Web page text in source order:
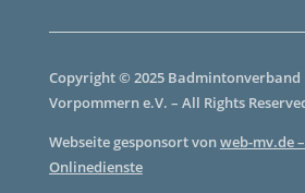
Copyright © 2025 Badmintonverband
Vorpommern e.V. – All Rights
Webseite gesponsort vonweb-mv.de
Onlinedienste